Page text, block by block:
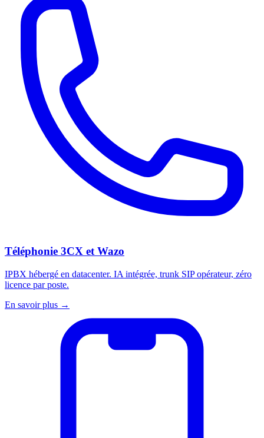
Téléphonie 3CX et Wazo
IPBX hébergé en datacenter. IA intégrée, trunk SIP opérateur, zéro
licence par poste.
En savoir plus →